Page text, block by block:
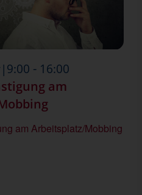
am Arbeitsplatz/Mobbing
- 16:00
am